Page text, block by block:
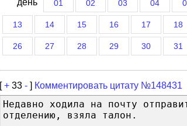
день 01 02 03 04
13 14 15 16 17 18
26 27 28 29 30 31
[+ 33 - ] Комментировать цитату №148431
Недавно ходила на почту
отделению, взяла талон.